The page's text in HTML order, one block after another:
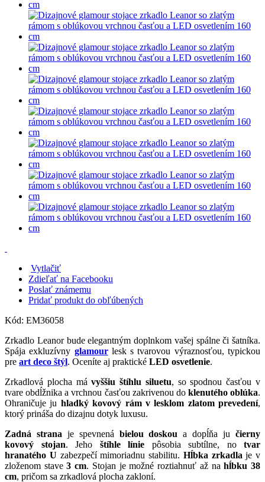
Vytlačiť
Zdieľať na Facebooku
Poslať známemu
Pridať produkt do obľúbených
Kód: EM36058
Zrkadlo Leanor bude elegantným doplnkom vašej spálne či šatníka.
Spája exkluzívny glamourlesk s tvarovou výraznosťou, typickou
pre art deco štýl. Oceníte aj praktické LED osvetlenie.
Zrkadlová plocha mávyššiu štíhlu siluetu, so spodnou časťou v
tvare obdĺžnika a vrchnou časťou zakrivenou do klenutého oblúka.
Ohraničuje ju hladký kovový rám v lesklom zlatom prevedení,
ktorý prináša do dizajnu dotyk luxusu.
Zadná strana je spevnená bielou doskou a dopĺňa jučierny
kovový stojan. Jeho štíhle línie pôsobia subtílne, no tvar
hranatého U zabezpečí mimoriadnu stabilitu. Hĺbka zrkadla je v
zloženom stave3 cm. Stojan je možné roztiahnuť až nahĺbku 38
cm, pričom sa zrkadlová plocha zakloní.